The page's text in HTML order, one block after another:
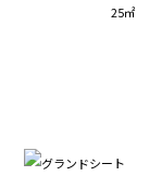
25㎡